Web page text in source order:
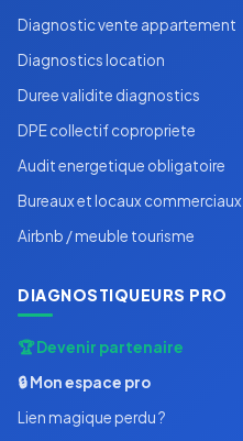
Diagnostic vente appartement
Diagnostics location
Duree validite diagnostics
DPE collectif copropriete
Audit energetique obligatoire
Bureaux et locaux commerciaux
Airbnb / meuble tourisme
DIAGNOSTIQUEURS PRO
🏆 Devenir partenaire
🔒 Mon espace pro
Lien magique perdu ?